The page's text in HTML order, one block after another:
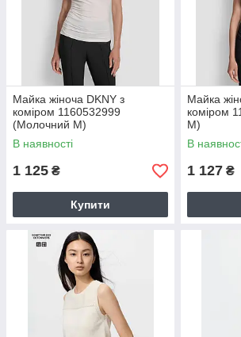
Майка жіноча DKNY з
коміром 1160532999
(Молочний M)
В наявності
1 125 ₴
Купити
Майка
коміром
M)
В
1 127 ₴